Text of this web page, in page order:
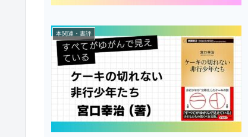
本関連・書評